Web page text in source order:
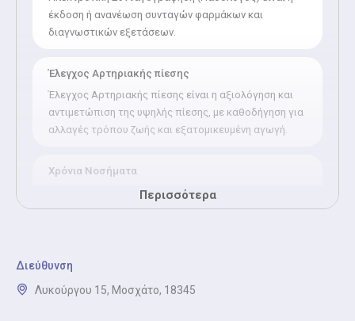
Διεύθυνση
Λυκούργου 15, Μοσχάτο, 18345
έκδοση ή ανανέωση συνταγών φαρμάκων και
διαγνωστικών εξετάσεων.
Έλεγχος Αρτηριακής πίεσης
Έλεγχος Αρτηριακής πίεσης είναι η αξιολόγηση και
αντιμετώπιση της υψηλής πίεσης, με καθοδήγηση για
αλλαγές τρόπου ζωής και εξατομικευμένη αγωγή.
Χρόνια Νοσήματα
Χρόνια Νοσήματα είναι η παρακολούθηση και
συντονισμός της φροντίδας ασθενών με χρόνιες
Παχυσαρκία - μέτρηση μεταβολισμού
Περισσότερα